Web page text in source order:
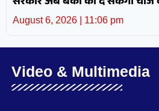
August 6, 2026 11:06 pm
Video & Multimedia